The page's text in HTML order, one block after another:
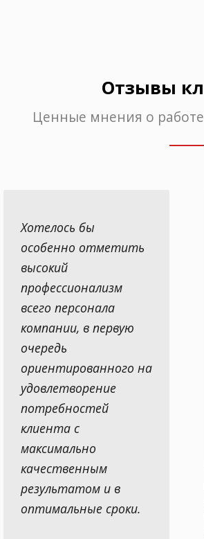
Отзывы
Ценные мнения о
Хотелось бы
особенно отметить
высокий
профессионализм
всего персонала
компании, в первую
очередь
ориентированного на
удовлетворение
потребностей
клиента с
максимально
качественным
результатом и в
оптимальные сроки.